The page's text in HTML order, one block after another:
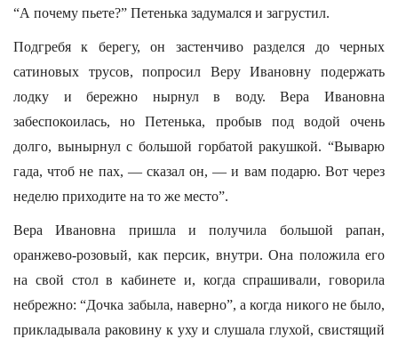
“А почему пьете?” Петенька задумался и загрустил.
Подгребя к берегу, он застенчиво разделся до черных
сатиновых трусов, попросил Веру Ивановну подержать
лодку и бережно нырнул в воду. Вера Ивановна
забеспокоилась, но Петенька, пробыв под водой очень
долго, вынырнул с большой горбатой ракушкой. “Выварю
гада, чтоб не пах, — сказал он, — и вам подарю. Вот через
неделю приходите на то же место”.
Вера Ивановна пришла и получила большой рапан,
оранжево-розовый, как персик, внутри. Она положила его
на свой стол в кабинете и, когда спрашивали, говорила
небрежно: “Дочка забыла, наверно”, а когда никого не было,
прикладывала раковину к уху и слушала глухой, свистящий